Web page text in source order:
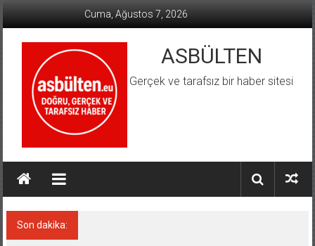
Cuma, Ağustos 7, 2026
ASBÜLTEN
Gerçek ve tarafsız bir haber sitesi
Son dakika: